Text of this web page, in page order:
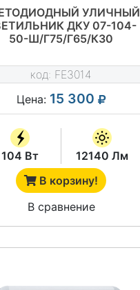
УЛИЧНЫЙ
ДКУ 07-104-
50-Ш/Г75/Г65/К30
код: FE3014
Цена: 15 300
104 Вт
12140 Лм
В корзину!
В сравнение